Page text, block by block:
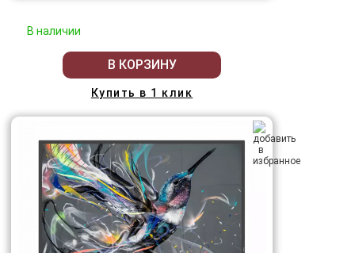
В наличии
В КОРЗИНУ
Купить в 1 клик